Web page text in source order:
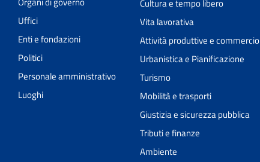
Uffici
Enti e fondazioni
Politici
Personale amministrativo
Luoghi
Cultura e tempo libero
Vita lavorativa
Attività produttive e commercio
Urbanistica e Pianificazione
Turismo
Mobilità e trasporti
Giustizia e sicurezza pubblica
Tributi e finanze
Ambiente